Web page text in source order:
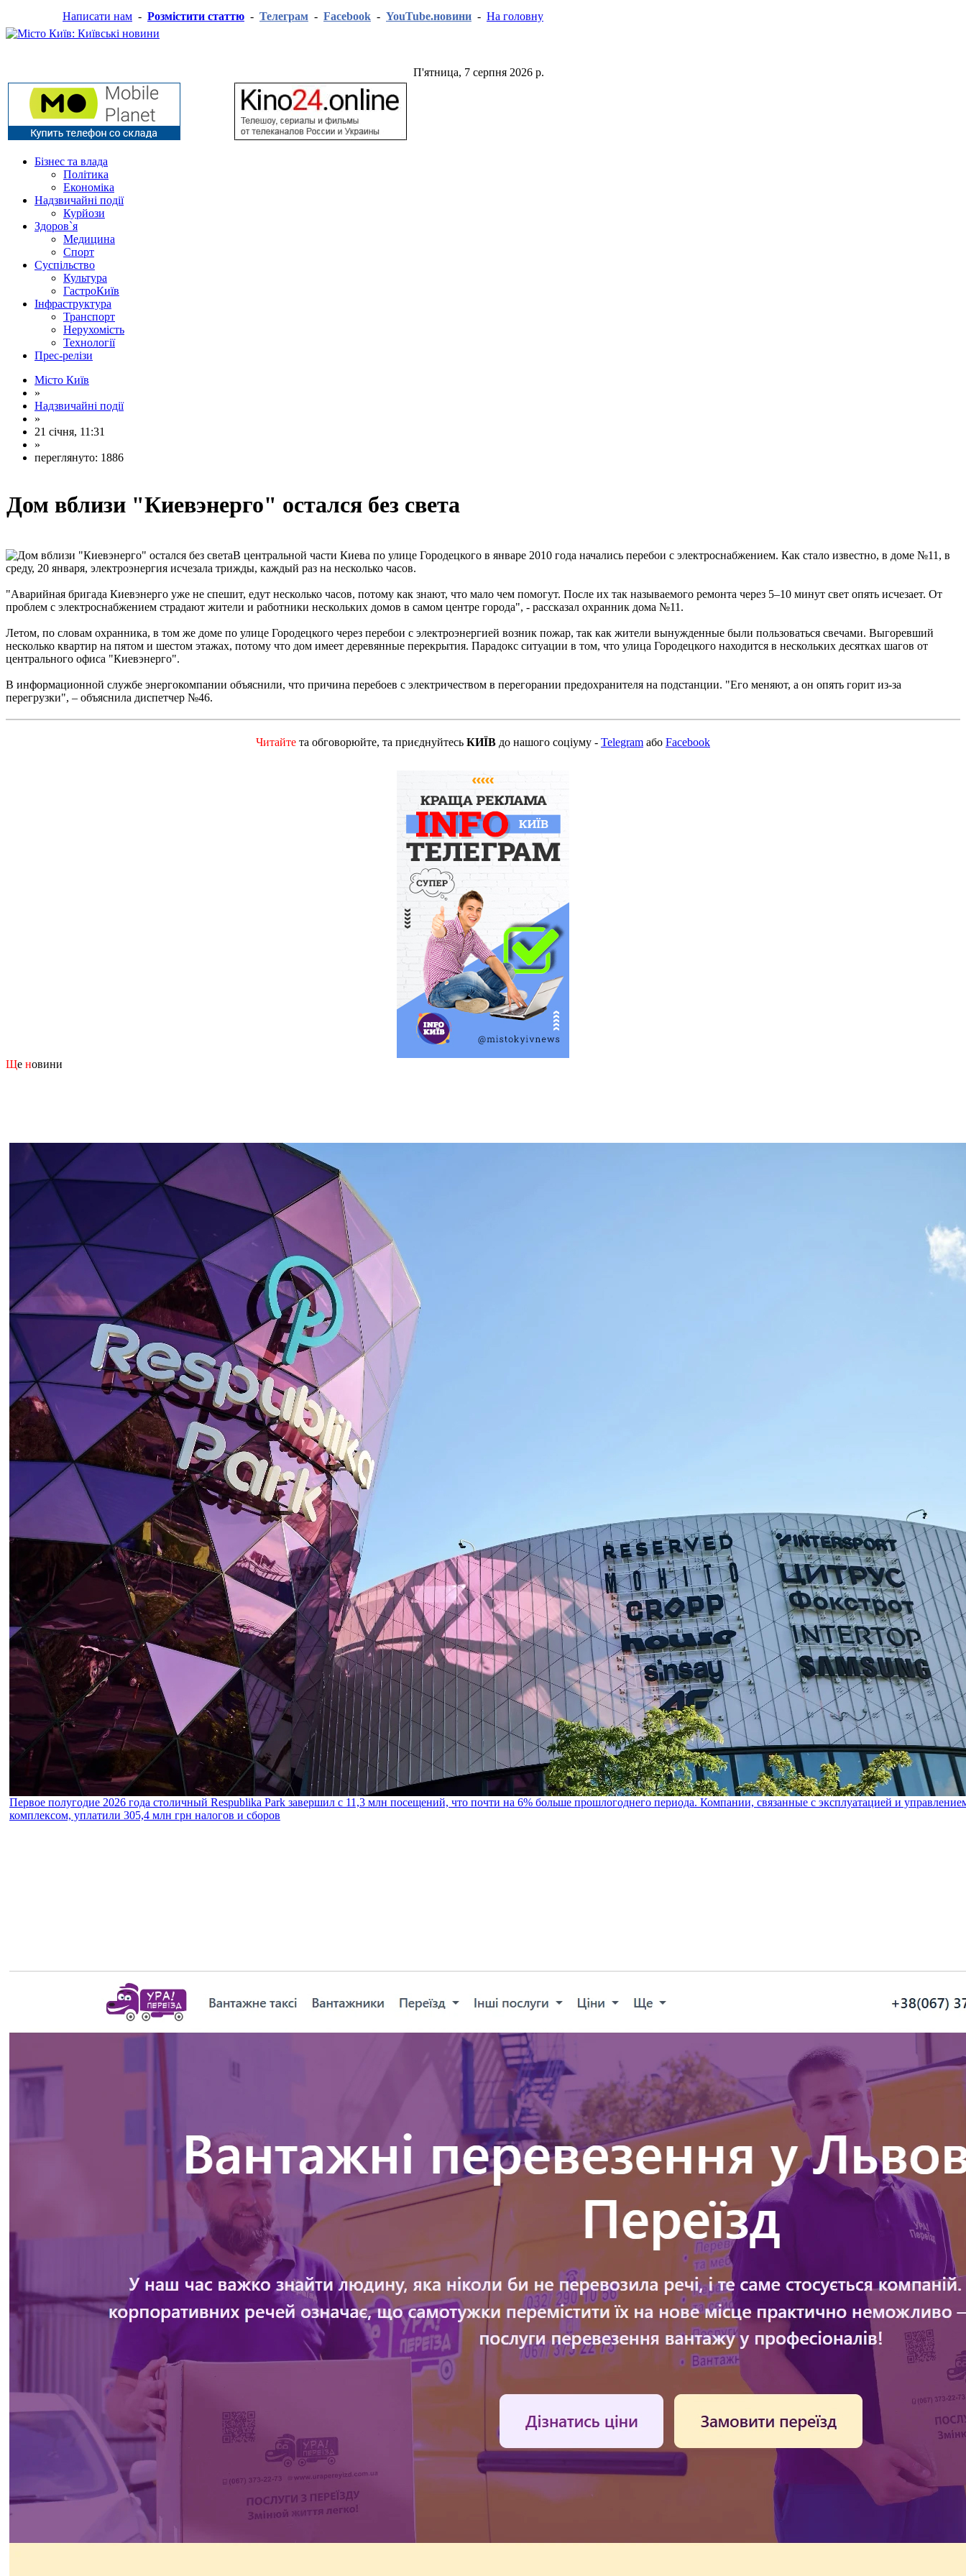
Написати нам - Розмістити статтю - Телеграм - Facebook - YouTube.новини - На головну
П'ятница, 7 серпня 2026 р.
Бізнес та влада
Політика
Економіка
Надзвичайні події
Курйози
Здоров`я
Медицина
Спорт
Суспільство
Культура
ГастроКиїв
Інфраструктура
Транспорт
Нерухомість
Технології
Прес-релізи
Місто Київ
»
Надзвичайні події
»
21 січня, 11:31
»
переглянуто: 1886
Дом вблизи "Киевэнерго" остался без света
В центральной части Киева по улице Городецкого в январе 2010 года начались перебои с электроснабжением. Как стало известно, в доме №11, в
среду, 20 января, электроэнергия исчезала трижды, каждый раз на несколько часов.
"Аварийная бригада Киевэнерго уже не спешит, едут несколько часов, потому как знают, что мало чем помогут. После их так называемого ремонта через 5–10 минут свет опять исчезает. От
проблем с электроснабжением страдают жители и работники нескольких домов в самом центре города", - рассказал охранник дома №11.
Летом, по словам охранника, в том же доме по улице Городецкого через перебои с электроэнергией возник пожар, так как жители вынужденные были пользоваться свечами. Выгоревший
несколько квартир на пятом и шестом этажах, потому что дом имеет деревянные перекрытия. Парадокс ситуации в том, что улица Городецкого находится в нескольких десятках шагов от
центрального офиса "Киевэнерго".
В информационной службе энергокомпании объяснили, что причина перебоев с электричеством в перегорании предохранителя на подстанции. "Его меняют, а он опять горит из-за
перегрузки", – объяснила диспетчер №46.
Читайте та обговорюйте, та приєднуйтесь КИЇВ до нашого соціуму - Telegram або Facebook
Ще новини
Первое полугодие 2026 года столичный Respublika Park завершил с 11,3 млн посещений, что почти на 6% больше прошлогоднего периода. Компании, связанные с эксплуатацией и
комплексом, уплатили 305,4 млн грн налогов и сборов